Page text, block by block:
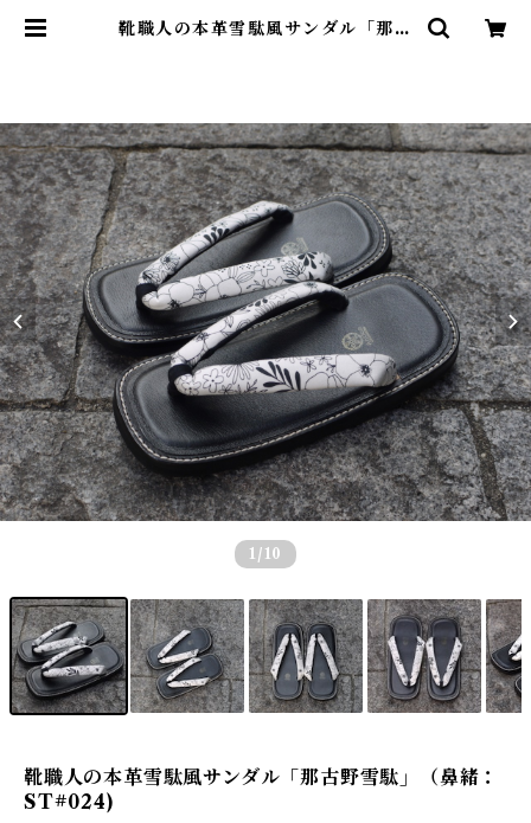
靴職人の本革雪駄風サンダル「那古
1 /10
靴職人の本革雪駄風サンダル「那古野雪駄」（鼻緒：
ST#024)